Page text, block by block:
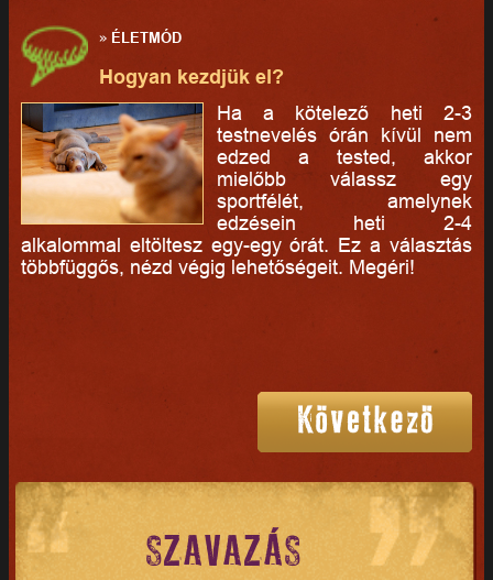
» ÉLETMÓD
Hogyan kezdjük el?
Ha a kötelező heti 2-3
testnevelés órán kívül nem
edzed a tested, akkor
mielőbb válassz egy
sportfélét, amelynek
edzésein heti 2-4
alkalommal eltöltesz egy-egy órát. Ez a választás
többfüggős, nézd végig lehetőségeit. Megéri!
SZAVAZÁS